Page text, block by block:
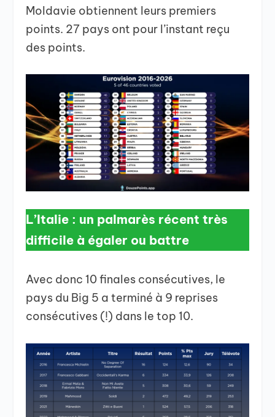
Moldavie obtiennent leurs premiers
points. 27 pays ont pour l’instant reçu
des points.
L’Italie : un palmarès récent très
difficile à égaler ou battre
Avec donc 10 finales consécutives, le
pays du Big 5 a terminé à 9 reprises
consécutives (!) dans le top 10.